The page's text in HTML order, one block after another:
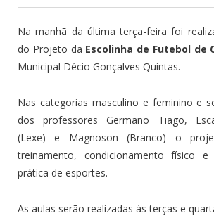
Na manhã da última terça-feira foi
do Projeto da Escolinha de Futebol de
Municipal Décio Gonçalves Quintas.
Nas categorias masculino e feminino e
dos professores Germano Tiago,
(Lexe) e Magnoson (Branco) o
treinamento, condicionamento físico
prática de esportes.
As aulas serão realizadas às terças e